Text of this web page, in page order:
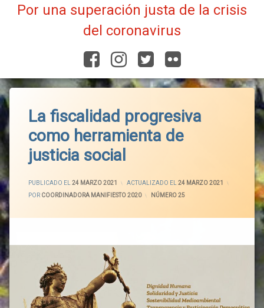
Por una superación justa de la crisis
del coronavirus
FacebookInstagram
TwitterFlickr
La fiscalidad progresiva
como herramienta de
justicia social
PUBLICADO EL 24 MARZO 2021 ACTUALIZADO EL 24 MARZO 2021
POR COORDINADORA MANIFIESTO 2020 CATEGORÍAS:
NÚMERO 25